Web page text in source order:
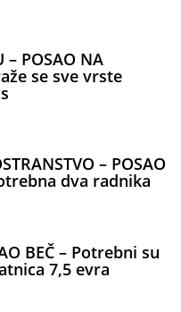
– POSAO NA
se sve vrste
– POSAO
dva radnika
BEČ – Potrebni su
7,5 evra